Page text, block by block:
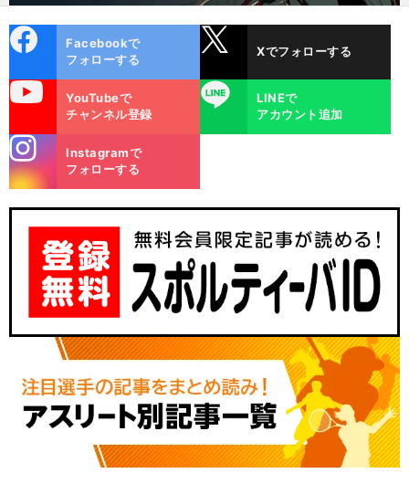
ok
Facebookで
フォローする
Xでフォローする
YouTubeで
チャンネル登録
LINE
LINEで
アカウント追加
m
Instagramで
フォローする